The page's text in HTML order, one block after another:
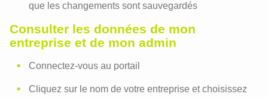
que les changements sont sauvegardés
Consulter les données de mon
entreprise et de mon admin
Connectez-vous au portail
Cliquez sur le nom de votre entreprise et choisissez